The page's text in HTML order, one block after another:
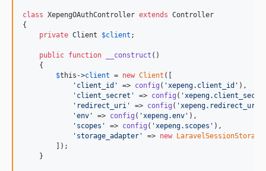
class XepengOAuthController extends Controller
{
private Client $client ;
public function __construct ()
    {
$this ->client = new Client ([
' client_id ' => config ( ' xepeng.client_id ' ),
' client_secret ' => config ( '
' redirect_uri ' => config ( ' xepeng.redirect_uri
'env ' => config ( ' xepeng.env ' ),
' scopes ' => config ( ' xepeng.scopes ' ),
' storage_adapter ' => new LaravelSessionStorage
        ]);
    }